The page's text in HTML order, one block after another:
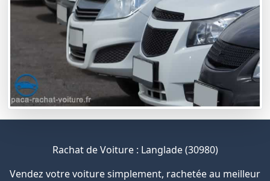
Rachat de Voiture : Langlade (30980)
Vendez votre voiture simplement, rachetée au meilleur